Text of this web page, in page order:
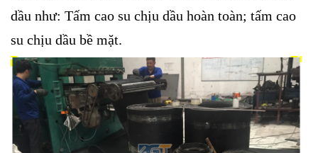
dầu như: Tấm cao su chịu dầu hoàn toàn; tấm cao
su chịu dầu bề mặt.